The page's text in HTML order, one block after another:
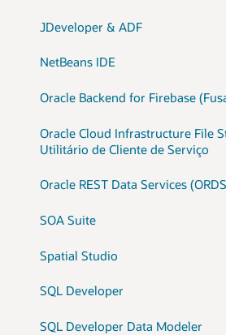
JDeveloper & ADF
NetBeans IDE
Oracle Backend for Firebase
Oracle Cloud Infrastructure File
Utilitário de Cliente de Serviço
Oracle REST Data Services
SOA Suite
Spatial Studio
SQL Developer
SQL Developer Data Modeler